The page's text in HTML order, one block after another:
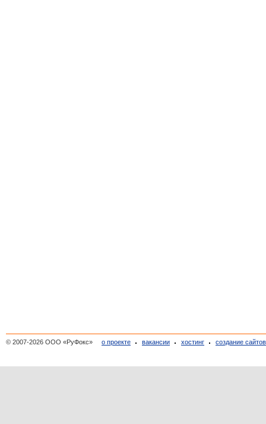
© 2007-2026 ООО «РуФокс» о проекте вакансии хостинг создание сайтов